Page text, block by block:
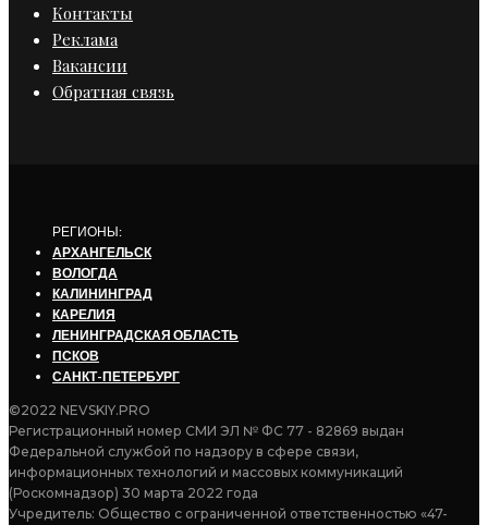
Контакты
Реклама
Вакансии
Обратная связь
РЕГИОНЫ:
АРХАНГЕЛЬСК
ВОЛОГДА
КАЛИНИНГРАД
КАРЕЛИЯ
ЛЕНИНГРАДСКАЯ ОБЛАСТЬ
ПСКОВ
САНКТ-ПЕТЕРБУРГ
©2022 NEVSKIY.PRO
Регистрационный номер СМИ ЭЛ № ФС 77 - 82869 выдан
Федеральной службой по надзору в сфере связи,
информационных технологий и массовых коммуникаций
(Роскомнадзор) 30 марта 2022 года
Учредитель: Общество с ограниченной ответственностью «47-